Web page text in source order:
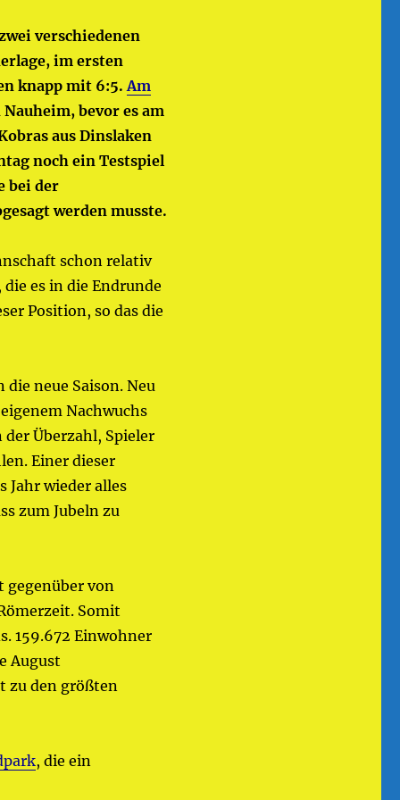
verschiedenen
im ersten
knapp mit 6:5.Am
bevor es am
aus Dinslaken
noch ein Testspiel
bei der
werden musste.
schon relativ
es in die Endrunde
Position, so das die
die neue Saison. Neu
Nachwuchs
Überzahl, Spieler
Einer dieser
Jahr wieder alles
zum Jubeln zu
von
Somit
159.672 Einwohner
August
zu den größten
, die ein